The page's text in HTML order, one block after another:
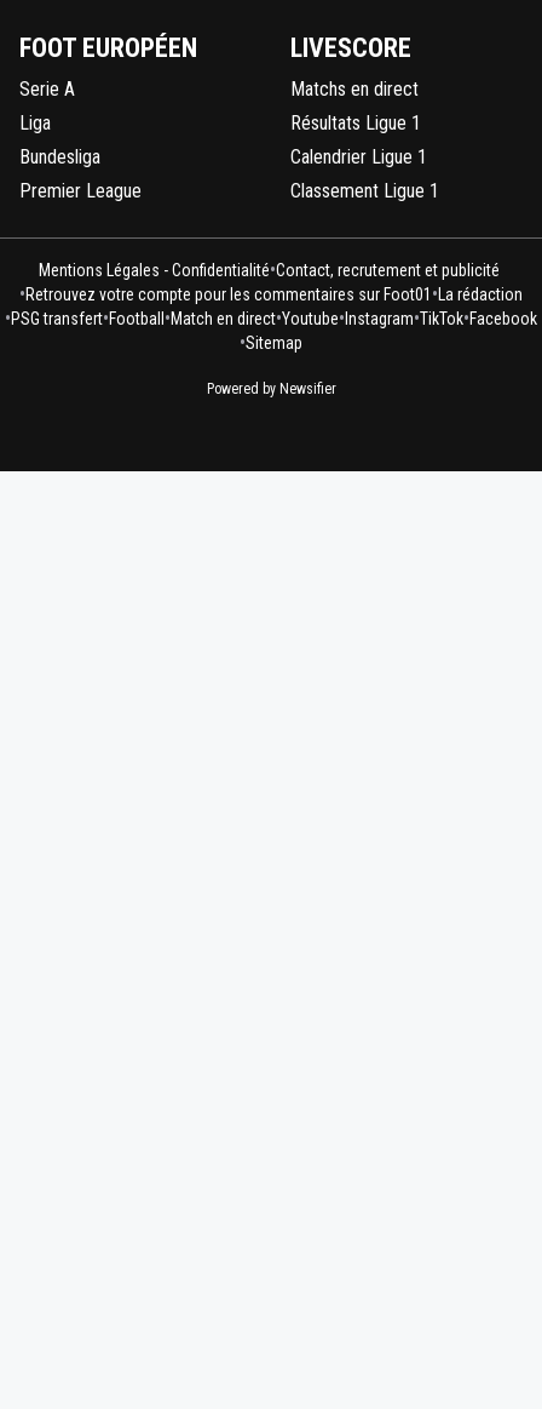
ni le mien ^^ je suis d'accord
Répondre
FOOT EUROPÉEN
Serie A
Liga
Bundesliga
Premier League
LIVESCORE
Matchs en direct
Résultats Ligue 1
Calendrier Ligue 1
Classement Ligue 1
Mentions Légales - Confidentialité•Contact, recrutement et publicité
•Retrouvez votre compte pour les commentaires sur Foot01 • La rédaction
•PSG transfert•Football •Match en direct•Youtube• Instagram•TikTok•Facebook
•Sitemap
Powered by Newsifier